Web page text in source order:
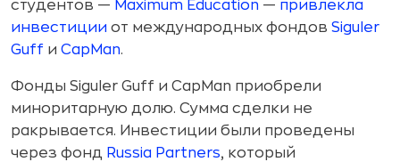
студентов — Maximum Education — привлекла
инвестиции от международных фондов Siguler
Guff и CapMan.
Фонды Siguler Guff и CapMan приобрели
миноритарную долю. Сумма сделки не
ракрывается. Инвестиции были проведены
через фонд Russia Partners, который